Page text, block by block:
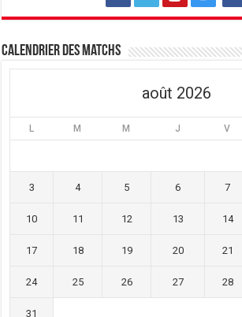
Calendrier des matchs
août 2026
L M M J V
3 4 5 6 7
10 11 12 13 14
17 18 19 20 21
24 25 26 27 28
31